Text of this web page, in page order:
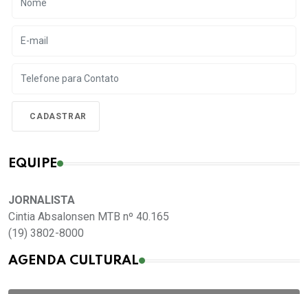
EQUIPE
JORNALISTA
Cintia Absalonsen MTB nº 40.165
(19) 3802-8000
AGENDA CULTURAL